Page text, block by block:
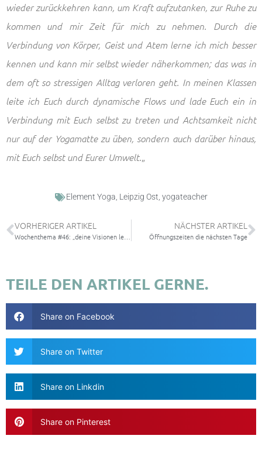
wieder zurückkehren kann, um Kraft aufzutanken, zur Ruhe zu
kommen und mir Zeit für mich zu nehmen. Durch die
Verbindung von Körper, Geist und Atem lerne ich mich besser
kennen und kann mir selbst wieder näherkommen; das was in
dem oft so stressigen Alltag verloren geht. In meinen Klassen
leite ich Euch durch dynamische Flows und lade Euch ein in
Verbindung mit Euch selbst zu treten und Achtsamkeit nicht
nur auf der Yogamatte zu üben, sondern auch darüber hinaus,
mit Euch selbst und Eurer Umwelt. „
Element Yoga Leipzig Ost yogateacher
VORHERIGER ARTIKEL NÄCHSTER ARTIKEL
Öffnungszeiten die nächsten Tage
TEILE DEN ARTIKEL GERNE.
Share on Facebook
Share on Twitter
Share on Linkdin
Share on Pinterest